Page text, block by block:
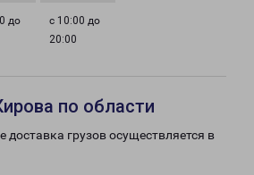
до
с 10:00 до
20:00
по области
доставка грузов осуществляется в